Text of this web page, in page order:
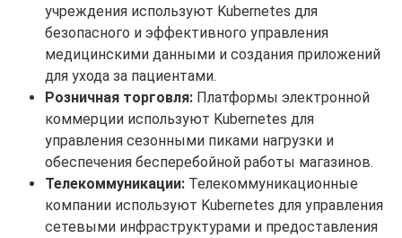
учреждения используют Kubernetes для
безопасного и эффективного управления
медицинскими данными и создания приложений
для ухода за пациентами.
Розничная торговля: Платформы электронной
коммерции используют Kubernetes для
управления сезонными пиками нагрузки и
обеспечения бесперебойной работы магазинов.
Телекоммуникации: Телекоммуникационные
компании используют Kubernetes для управления
сетевыми инфраструктурами и предоставления